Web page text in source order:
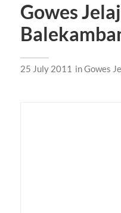
Gowes
25 July 2011 inGowes